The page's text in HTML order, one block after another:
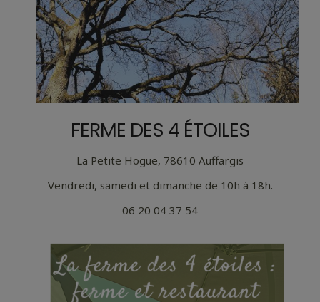
FERME DES 4 ÉTOILES
La Petite Hogue, 78610 Auffargis
Vendredi, samedi et dimanche de 10h à 18h.
06 20 04 37 54